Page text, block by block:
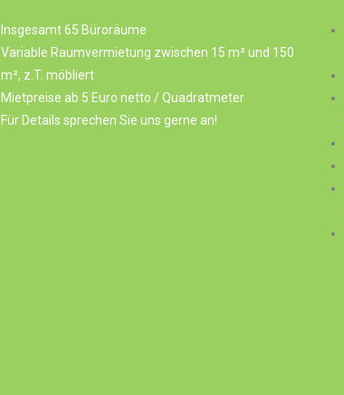
Insgesamt 65 Büroräume
Variable Raumvermietung zwischen 15 m² und 150
m², z.T. möbliert
Mietpreise ab 5 Euro netto / Quadratmeter
Für Details sprechen Sie uns gerne an!